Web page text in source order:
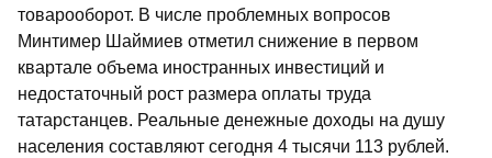
товарооборот. В числе проблемных вопросов
Минтимер Шаймиев отметил снижение в первом
квартале объема иностранных инвестиций и
недостаточный рост размера оплаты труда
татарстанцев. Реальные денежные доходы на душу
населения составляют сегодня 4 тысячи 113 рублей.